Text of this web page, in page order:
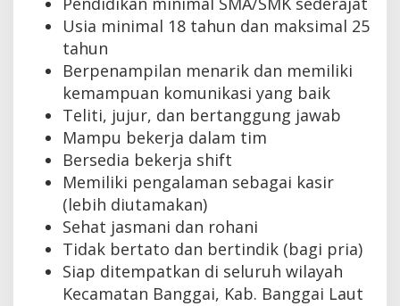
Usia minimal 18 tahun dan maksimal 25
tahun
Berpenampilan menarik dan memiliki
kemampuan komunikasi yang baik
Teliti, jujur, dan bertanggung jawab
Mampu bekerja dalam tim
Bersedia bekerja shift
Memiliki pengalaman sebagai kasir
(lebih diutamakan)
Sehat jasmani dan rohani
Tidak bertato dan bertindik (bagi pria)
Siap ditempatkan di seluruh wilayah
Kecamatan Banggai, Kab. Banggai Laut